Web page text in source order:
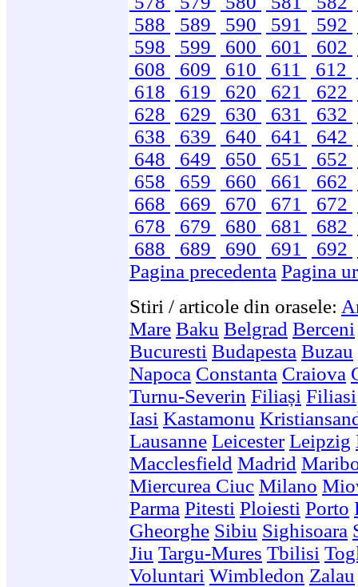
588
589 590 591 592
598
599 600 601 602
608
609 610 611 612
618
619 620 621 622
628
629 630 631 632
638
639 640 641 642
648
649 650 651 652
658
659 660 661 662
668
669 670 671 672
678
679 680 681 682
688
689 690 691 692
Pagina precedenta Pagina
Stiri / articole din orasele:
Mare Baku Belgrad Berceni
Bucuresti Budapesta Buzau
Napoca Constanta Craiova
Turnu-Severin Filiași Filiasi
Iasi Kastamonu
Lausanne Leicester Leipzig
Macclesfield Madrid
Miercurea Ciuc Milano
Parma Pitesti Ploiesti Porto
Gheorghe Sibiu Sighisoara
Jiu Targu-Mures Tbilisi
Voluntari Wimbledon Zalau